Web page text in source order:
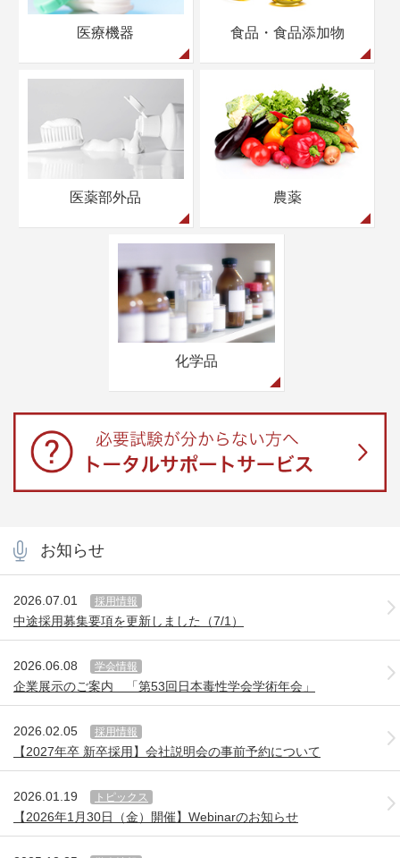
医療機器 食品・食品添加物
医薬部外品 農薬
化学品
お知らせ
2026.07.01 採用情報
中途採用募集要項を更新しました（7/1）
2026.06.08 学会情報
企業展示のご案内 「第53回日本毒性学会学術年会」
2026.02.05 採用情報
【2027年卒 新卒採用】会社説明会の事前予約について
2026.01.19 トピックス
【2026年1月30日（金）開催】Webinarのお知らせ